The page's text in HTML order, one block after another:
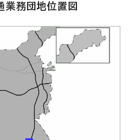
業務団地位置図